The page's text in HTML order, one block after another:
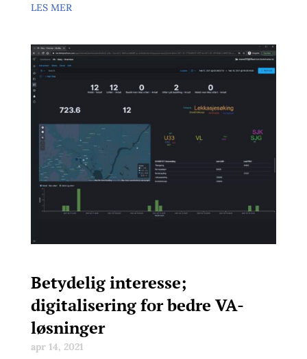
LES MER
Betydelig interesse;
digitalisering for bedre VA-
løsninger
apr 14, 2021